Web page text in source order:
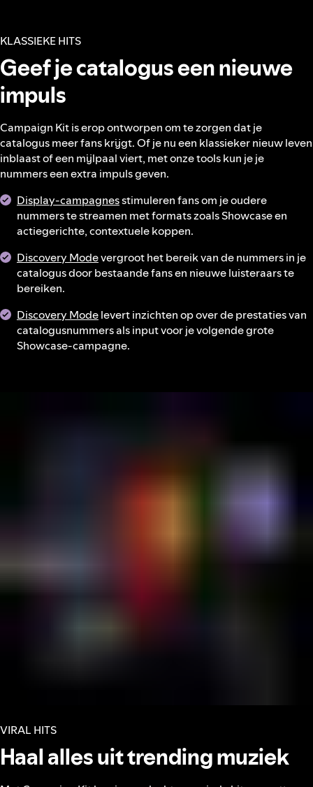
KLASSIEKE HITS
Geef je catalogus een nieuwe
impuls
Campaign Kit is erop ontworpen om te zorgen dat je
catalogus meer fans krijgt. Of je nu een klassieker nieuw leven
inblaast of een mijlpaal viert, met onze tools kun je je
nummers een extra impuls geven.
Display-campagnesstimuleren fans om je oudere
nummers te streamen met formats zoals Showcase en
actiegerichte, contextuele koppen.
Discovery Modevergroot het bereik van de nummers in je
catalogus door bestaande fans en nieuwe luisteraars te
bereiken.
Discovery Modelevert inzichten op over de prestaties van
catalogusnummers als input voor je volgende grote
Showcase-campagne.
VIRAL HITS
Haal alles uit trending muziek